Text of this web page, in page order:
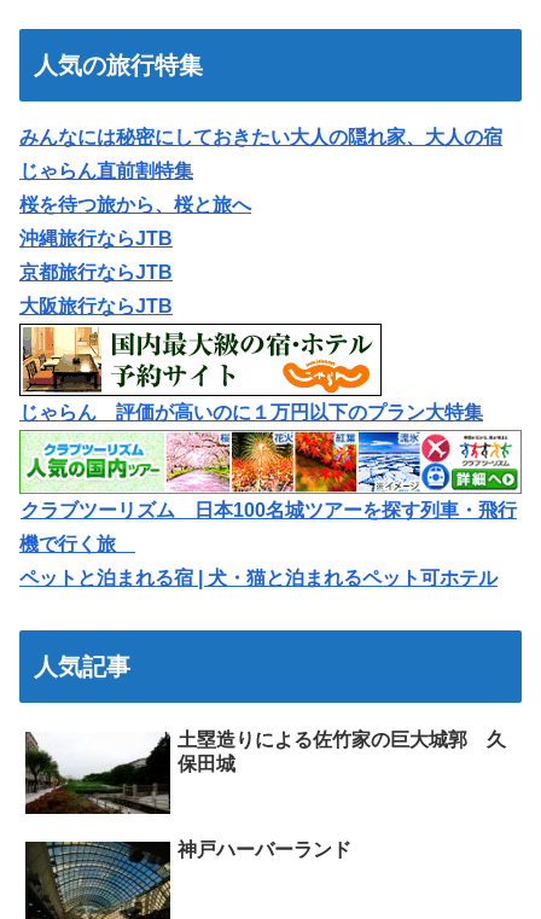
人気の旅行特集
みんなには秘密にしておきたい大人の隠れ家、大人の宿
じゃらん直前割特集
桜を待つ旅から、桜と旅へ
沖縄旅行ならJTB
京都旅行ならJTB
大阪旅行ならJTB
じゃらん 評価が高いのに１万円以下のプラン大特集
クラブツーリズム 日本100名城ツアーを探す列車・飛行
機で行く旅
ペットと泊まれる宿 | 犬・猫と泊まれるペット可ホテル
人気記事
土塁造りによる佐竹家の巨大城郭 久
保田城
神戸ハーバーランド